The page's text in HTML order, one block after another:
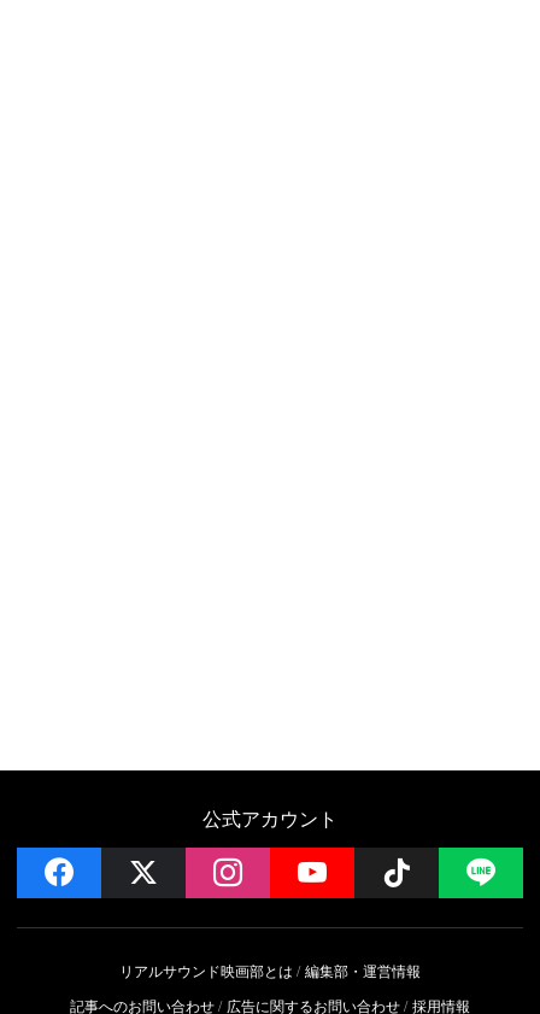
公式アカウント
facebook instagramYouTube Follow
リアルサウンド映画部とは
編集部・運営情報
記事へのお問い合わせ
広告に関するお問い合わせ 採用情報